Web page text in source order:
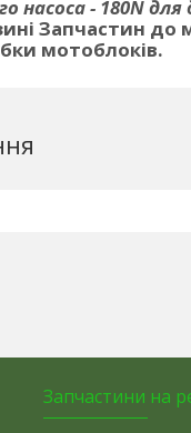
насоса - 180N
Запчастин
мотоблоків.
Запчастини на